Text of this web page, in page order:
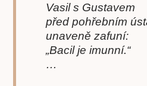
Vasil s Gustavem
před pohřebním
unaveně zafuní:
„Bacil je imunní.“
…